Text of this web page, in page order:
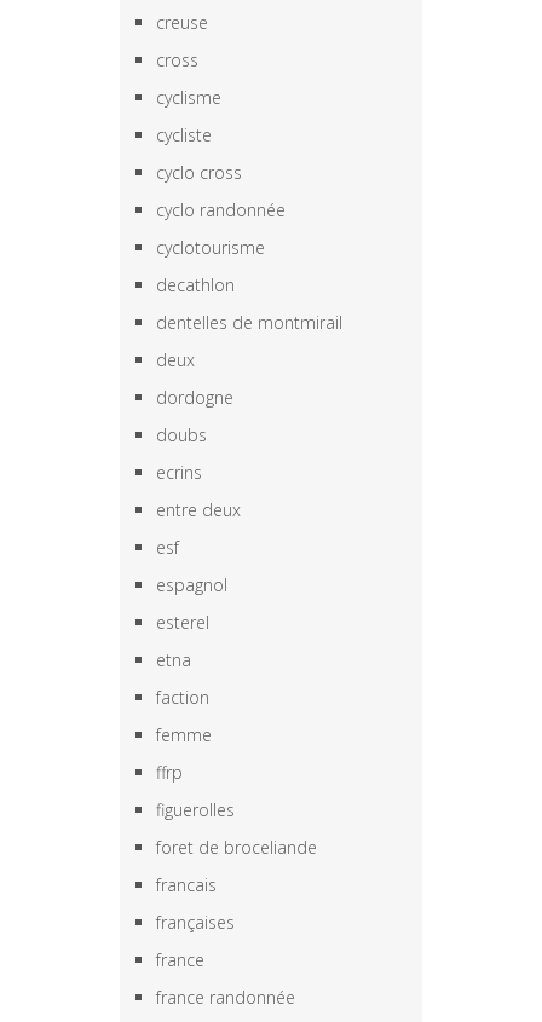
creuse
cross
cyclisme
cycliste
cyclo cross
cyclo randonnée
cyclotourisme
decathlon
dentelles de montmirail
deux
dordogne
doubs
ecrins
entre deux
esf
espagnol
esterel
etna
faction
femme
ffrp
figuerolles
foret de broceliande
francais
françaises
france
france randonnée